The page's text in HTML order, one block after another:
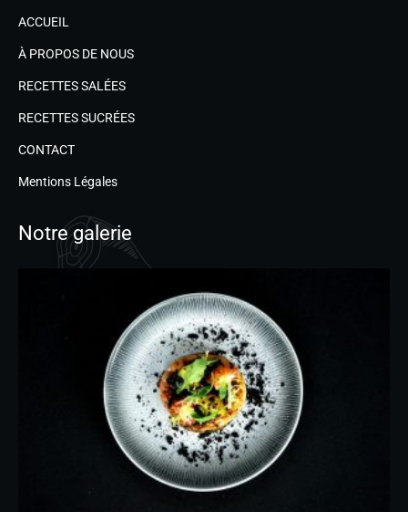
ACCUEIL
À PROPOS DE NOUS
RECETTES SALÉES
RECETTES SUCRÉES
CONTACT
Mentions Légales
Notre galerie